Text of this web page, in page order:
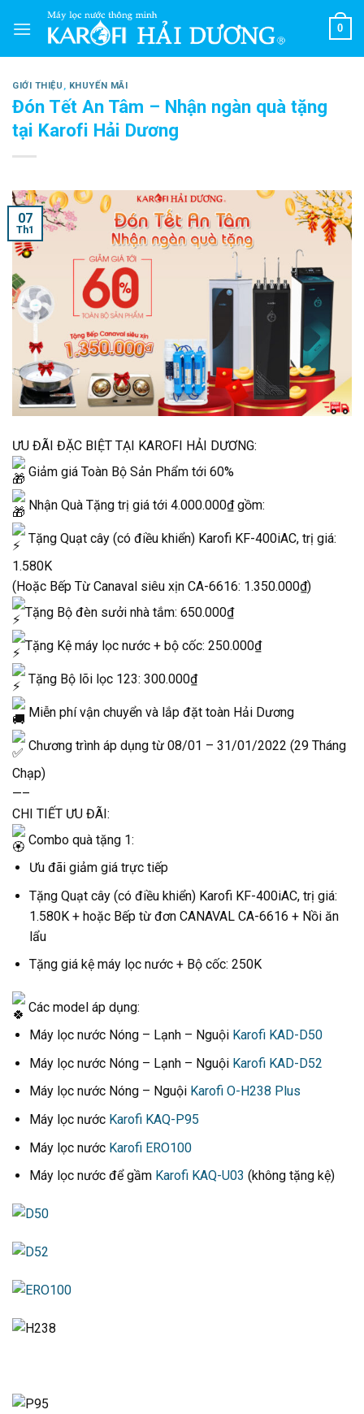
0
GIỚI THIỆU , KHUYẾN MÃI
Đón Tết An Tâm – Nhận ngàn quà tặng
tại Karofi Hải Dương
07
Th1
ƯU ĐÃI ĐẶC BIỆT TẠI KAROFI HẢI DƯƠNG:
Giảm giá Toàn Bộ Sản Phẩm tới 60%
Nhận Quà Tặng trị giá tới 4.000.000₫ gồm:
Tặng Quạt cây (có điều khiển) Karofi KF-400iAC, trị giá:
1.580K
(Hoặc Bếp Từ Canaval siêu xịn CA-6616: 1.350.000₫)
Tặng Bộ đèn sưởi nhà tắm: 650.000₫
Tặng Kệ máy lọc nước + bộ cốc: 250.000₫
Tặng Bộ lõi lọc 123: 300.000₫
Miễn phí vận chuyển và lắp đặt toàn Hải Dương
Chương trình áp dụng từ 08/01 – 31/01/2022 (29 Tháng
Chạp)
—–
CHI TIẾT ƯU ĐÃI:
Combo quà tặng 1:
Ưu đãi giảm giá trực tiếp
Tặng Quạt cây (có điều khiển) Karofi KF-400iAC, trị giá:
1.580K + hoặc Bếp từ đơn CANAVAL CA-6616 + Nồi ăn
lẩu
Tặng giá kệ máy lọc nước + Bộ cốc: 250K
Các model áp dụng:
Máy lọc nước Nóng – Lạnh – Nguội Karofi KAD-D50
Máy lọc nước Nóng – Lạnh – Nguội Karofi KAD-D52
Máy lọc nước Nóng – Nguội Karofi O-H238 Plus
Máy lọc nước Karofi KAQ-P95
Máy lọc nước Karofi ERO100
Máy lọc nước để gầm Karofi KAQ-U03 (không tặng kệ)